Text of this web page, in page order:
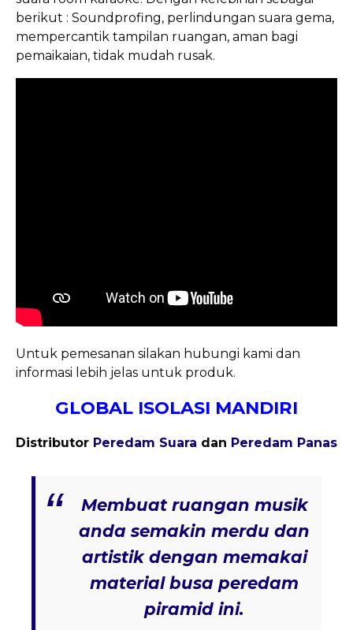
berikut : Soundprofing, perlindungan suara gema,
mempercantik tampilan ruangan, aman bagi
pemaikaian, tidak mudah rusak.
Untuk pemesanan silakan hubungi kami dan
informasi lebih jelas untuk produk.
GLOBAL ISOLASI MANDIRI
Distributor Peredam Suara dan Peredam Panas
Membuat ruangan musik
anda semakin merdu dan
artistik dengan memakai
material busa peredam
piramid ini.